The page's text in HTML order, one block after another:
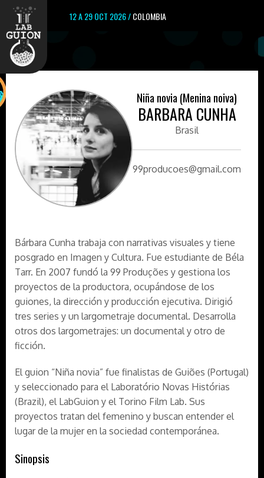
12 A 29 OCT 2026 /COLOMBIA
Niña novia (Menina noiva)
BARBARA CUNHA
Brasil
99producoes@gmail.com
Bárbara Cunha trabaja con narrativas visuales y tiene
posgrado en Imagen y Cultura. Fue estudiante de Béla
Tarr. En 2007 fundó la 99 Produções y gestiona los
proyectos de la productora, ocupándose de los
guiones, la dirección y producción ejecutiva. Dirigió
tres series y un largometraje documental. Desarrolla
otros dos largometrajes: un documental y otro de
ficción.
El guion “Niña novia” fue finalistas de Guiões (Portugal)
y seleccionado para el Laboratório Novas Histórias
(Brazil), el LabGuion y el Torino Film Lab. Sus
proyectos tratan del femenino y buscan entender el
lugar de la mujer en la sociedad contemporánea.
Sinopsis